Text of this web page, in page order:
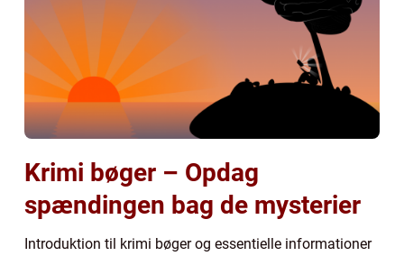
Krimi bøger – Opdag
spændingen bag de mysterier
Introduktion til krimi bøger og essentielle informationer